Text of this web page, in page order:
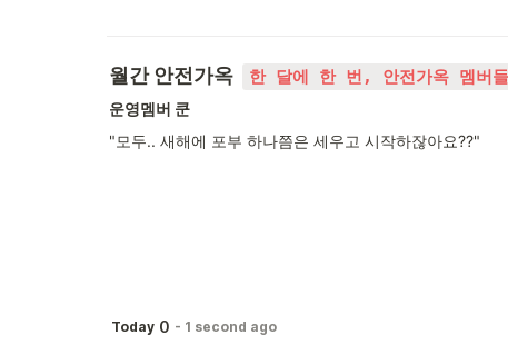
월간 안전가옥 한 달에 한 번, 안전가옥 멤버
운영멤버 쿤
"모두.. 새해에 포부 하나쯤은 세우고 시작하잖아요??"
Today 0 - 1 second ago